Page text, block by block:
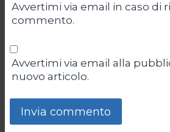
Avvertimi via email in caso di
commento.
Avvertimi via email alla
nuovo articolo.